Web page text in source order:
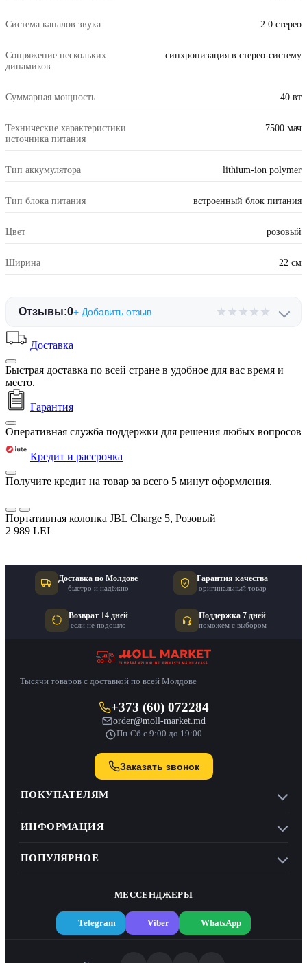
Система каналов звука 2.0 стерео
Сопряжение нескольких
динамиков
синхронизация в стерео-систему
Суммарная мощность 40 вт
Технические характеристики
источника питания
7500 мач
Тип аккумулятора lithium-ion polymer
Тип блока питания встроенный блок питания
Цвет розовый
Ширина 22 см
Отзывы:0+ Добавить отзыв ★ ★ ★ ★ ★
Доставка
Быстрая доставка по всей стране в удобное для вас время и
место.
Гарантия
Оперативная служба поддержки для решения любых вопросов
Кредит и рассрочка
Получите кредит на товар за всего 5 минут оформления.
Портативная колонка JBL Charge 5, Розовый
2 989 LEI
Доставка по Молдове
быстро и надёжно
Гарантия качества
оригинальный товар
Возврат 14 дней
если не подошло
Поддержка 7 дней
поможем с выбором
Тысячи товаров с доставкой по всей Молдове
+373 (60) 072284
order@moll-market.md
Пн-Сб с 9:00 до 19:00
Заказать звонок
ПОКУПАТЕЛЯМ
ИНФОРМАЦИЯ
ПОПУЛЯРНОЕ
МЕССЕНДЖЕРЫ
Telegram Viber WhatsApp